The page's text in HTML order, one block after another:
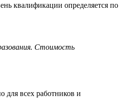
квалификации определяется по
Стоимость
для всех работников и